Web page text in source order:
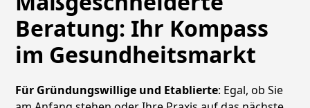
Beratung: Ihr Kompass
im Gesundheitsmarkt
Für Gründungswillige und Etablierte: Egal, ob Sie